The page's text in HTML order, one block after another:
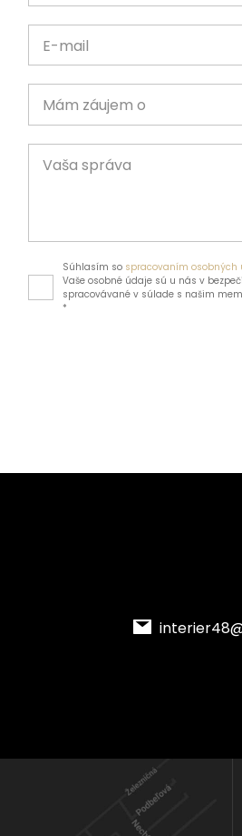
E-mail
Mám záujem o
Vaša správa
Súhlasím so spracovaním osobných
Vaše osobné údaje sú u nás v
spracovávané v súlade s našim
*